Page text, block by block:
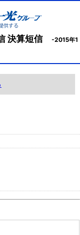
決算短信
-2015年1